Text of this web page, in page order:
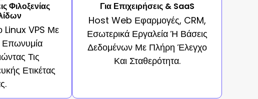
Φιλοξενίας
Linux VPS Με
Επωνυμία
Τις
Ετικέτας
Για Επιχειρήσεις & SaaS
Host Web Εφαρμογές, CRM,
Εσωτερικά Εργαλεία Ή Βάσεις
Δεδομένων Με Πλήρη Έλεγχο
Και Σταθερότητα.